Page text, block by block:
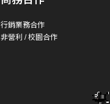
行銷業務合作
非營利 / 校園合作